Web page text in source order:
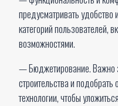
предусматривать
категорий пользователей,
возможностями.
— Бюджетирование. Важно
строительства и
технологии, чтобы